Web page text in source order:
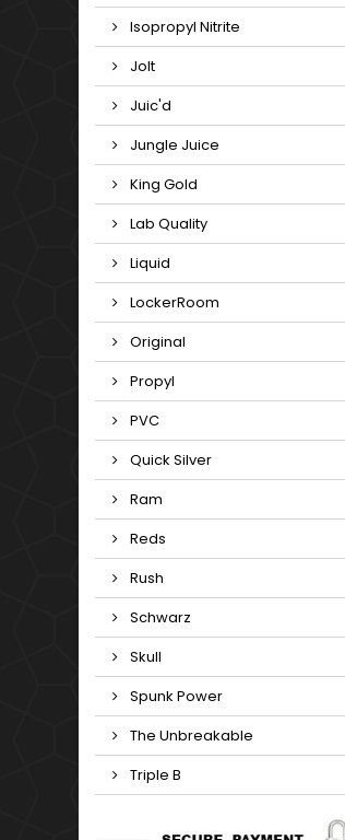
Isopropyl Nitrite
Jolt
Juic'd
Jungle Juice
King Gold
Lab Quality
Liquid
LockerRoom
Original
Propyl
PVC
Quick Silver
Ram
Reds
Rush
Schwarz
Skull
Spunk Power
The Unbreakable
Triple B